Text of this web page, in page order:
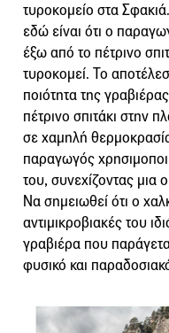
τυροκομείο στα
εδώ είναι ότι ο
έξω από το πέτρινο
τυροκομεί. Το
ποιότητα της
πέτρινο σπιτάκι στην
σε χαμηλή
παραγωγός
του, συνεχίζοντας μια
Να σημειωθεί ότι ο
αντιμικροβιακές του
γραβιέρα που
φυσικό και